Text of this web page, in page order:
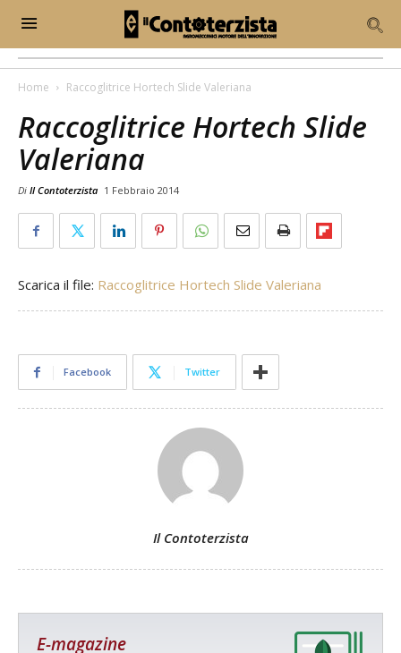
Home Raccoglitrice Hortech Slide Valeriana
Raccoglitrice Hortech Slide
Valeriana
Di Il Contoterzista 1 Febbraio 2014
Scarica il file: Raccoglitrice Hortech Slide Valeriana
Facebook Twitter
Il Contoterzista
E-magazine